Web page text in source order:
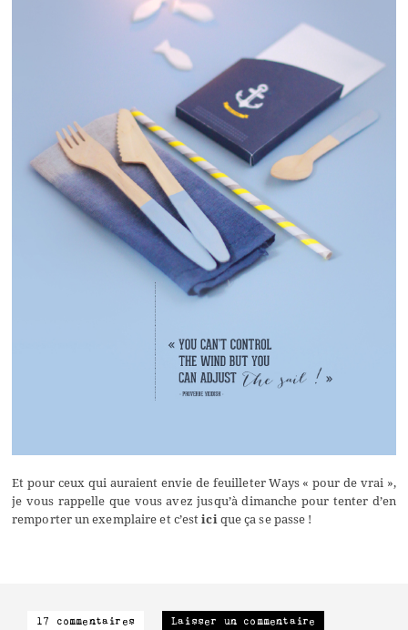
Et pour ceux qui auraient envie de feuilleter Ways « pour de vrai »,
je vous rappelle que vous avez jusqu’à dimanche pour tenter d’en
remporter un exemplaire et c’estici que ça se passe !
17 commentaires Laisser un commentaire